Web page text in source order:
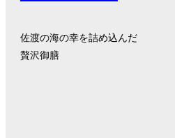
佐渡の海の幸を詰め込んだ
贅沢御膳